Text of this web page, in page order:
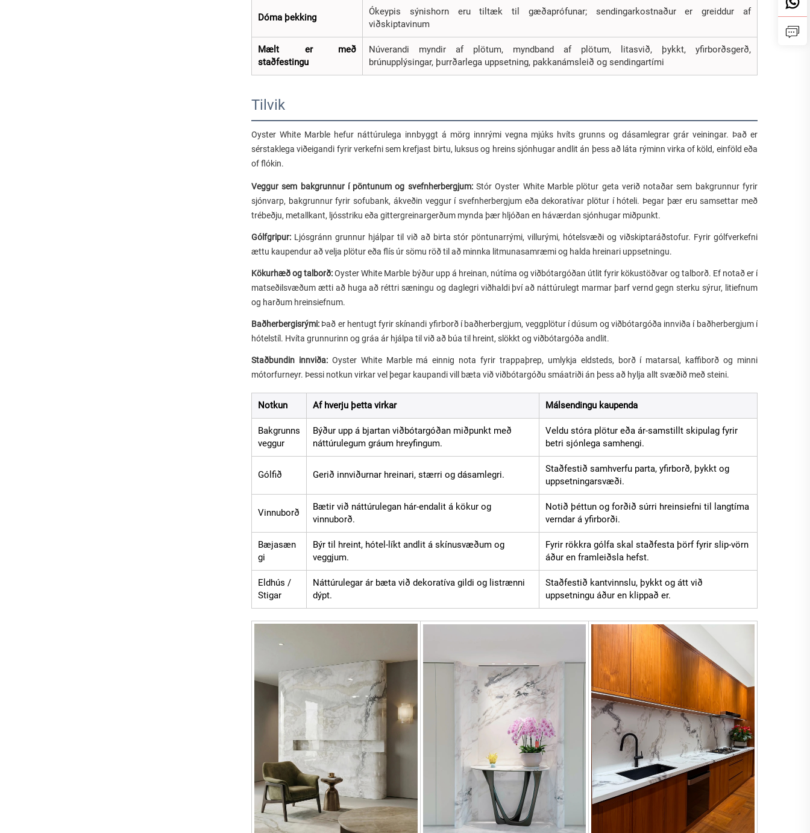
Dóma þekking
Ókeypis sýnishorn eru tiltæk til gæðaprófunar; sendingarkostnaður er greiddur af
viðskiptavinum
Mælt er með
staðfestingu
Núverandi myndir af plötum, myndband af plötum, litasvið, þykkt, yfirborðsgerð,
brúnupplýsingar, þurrðarlega uppsetning, pakkanámsleið og sendingartími
Tilvik
Oyster White Marble hefur náttúrulega innbyggt á mörg innrými vegna mjúks hvíts grunns og dásamlegrar grár veiningar. Það er
sérstaklega viðeigandi fyrir verkefni sem krefjast birtu, luksus og hreins sjónhugar andlit án þess að láta rýminn virka of köld, einföld eða
of flókin.
Veggur sem bakgrunnur í pöntunum og svefnherbergjum:Stór Oyster White Marble plötur geta verið notaðar sem bakgrunnur fyrir
sjónvarp, bakgrunnur fyrir sofubank, ákveðin veggur í svefnherbergjum eða dekoratívar plötur í hóteli. Þegar þær eru samsettar með
trébeðju, metallkant, ljósstriku eða gittergreinargerðum mynda þær hljóðan en háværdan sjónhugar miðpunkt.
Gólfgripur: Ljósgránn grunnur hjálpar til við að birta stór pöntunarrými, villurými, hótelsvæði og viðskiptaráðstofur. Fyrir gólfverkefni
ættu kaupendur að velja plötur eða flís úr sömu röð til að minnka litmunasamræmi og halda hreinari uppsetningu.
Kökurhæð og talborð:Oyster White Marble býður upp á hreinan, nútíma og viðbótargóðan útlit fyrir kökustöðvar og talborð. Ef notað er í
matseðilsvæðum ætti að huga að réttri sæningu og daglegri viðhaldi því að náttúrulegt marmar þarf vernd gegn sterku sýrur, litiefnum
og harðum hreinsiefnum.
Baðherbergisrými: Það er hentugt fyrir skínandi yfirborð í baðherbergjum, veggplötur í dúsum og viðbótargóða innviða í baðherbergjum í
hótelstíl. Hvíta grunnurinn og gráa ár hjálpa til við að búa til hreint, slökkt og viðbótargóða andlit.
Staðbundin innviða: Oyster White Marble má einnig nota fyrir trappaþrep, umlykja eldsteds, borð í matarsal, kaffiborð og minni
mótorfurneyr. Þessi notkun virkar vel þegar kaupandi vill bæta við viðbótargóðu smáatriði án þess að hylja allt svæðið með steini.
Notkun Af hverju þetta virkar Málsendingu kaupenda
Bakgrunns
veggur
Býður upp á bjartan viðbótargóðan miðpunkt með
náttúrulegum gráum hreyfingum.
Veldu stóra plötur eða ár-samstillt skipulag fyrir
betri sjónlega samhengi.
Gólfið Gerið innviðurnar hreinari, stærri og dásamlegri.
Staðfestið samhverfu parta, yfirborð, þykkt og
uppsetningarsvæði.
Vinnuborð
Bætir við náttúrulegan hár-endalit á kökur og
vinnuborð.
Notið þéttun og forðið súrri hreinsiefni til langtíma
verndar á yfirborði.
Bæjasæn
gi
Býr til hreint, hótel-líkt andlit á skínusvæðum og
veggjum.
Fyrir rökkra gólfa skal staðfesta þörf fyrir slip-vörn
áður en framleiðsla hefst.
Eldhús /
Stigar
Náttúrulegar ár bæta við dekoratíva gildi og listrænni
dýpt.
Staðfestið kantvinnslu, þykkt og átt við
uppsetningu áður en klippað er.